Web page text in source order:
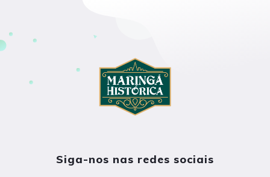
Siga-nos nas redes sociais